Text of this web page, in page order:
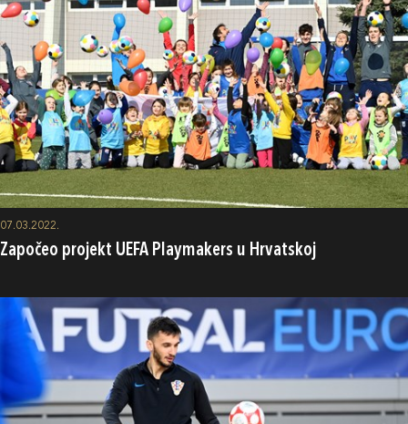
07.03.2022.
Započeo projekt UEFA Playmakers u Hrvatskoj